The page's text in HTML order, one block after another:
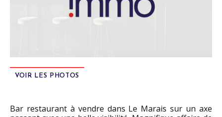
VOIR LES PHOTOS
Bar restaurant à vendre dans Le Marais sur un axe